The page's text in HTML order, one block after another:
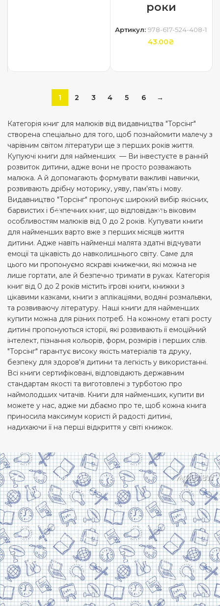
роки
Артикул:978-617-524-408-1
43.00₴
1 2 3 4 5 6 →
Категорія книг для малюків від видавництва "Торсінг"
створена спеціально для того, щоб познайомити малечу з
чарівним світом літератури ще з перших років життя.
Купуючі книги для найменших — Ви інвестуєте в ранній
розвиток дитини, адже вони не просто розважають
малюка. А й допомагають формувати важливі навички,
розвивають дрібну моторику, уяву, пам'ять і мову.
Видавництво "Торсінг" пропонує широкий вибір якісних,
барвистих і безпечних книг, що відповідають віковим
особливостям малюків від 0 до 2 років. Купувати книги
для найменших варто вже з перших місяців життя
дитини. Адже навіть найменші малята здатні відчувати
емоції та цікавість до навколишнього світу. Саме для
цього ми пропонуємо яскраві книжечки, які можна не
лише гортати, але й безпечно тримати в руках. Категорія
книг від 0 до 2 років містить ігрові книги, книжки з
цікавими казками, книги з аплікаціями, водяні розмальвки,
та розвиваючу літературу. Наші книги для найменших
купити можна для різних потреб. На кожному етапі росту
дитині пропонуються історії, які розвивають її емоційний
інтелект, пізнання кольорів, форм, розмірів і перших слів.
"Торсінг" гарантує високу якість матеріалів та друку,
безпеку для здоров'я дитини та легкість у використанні.
Всі книги сертифіковані, відповідають державним
стандартам якості та виготовлені з турботою про
наймолодших читачів. Книги для найменших, купити ви
можете у нас, адже ми дбаємо про те, щоб кожна книга
приносила максимум користі й радості дитині,
надихаючи її на перші відкриття у світі книжок.
Харків, вулиця Сумська, 13
Телефон: (050) 305-05-41
E-Mail: torsingplus@gmail.com
Інтернет-магазин Торсінг. Усі права захищені
© 2024. Розробка:Skill Unit
Про видавництво
Контакти
Оплата та доставка
Повернення та
обмін